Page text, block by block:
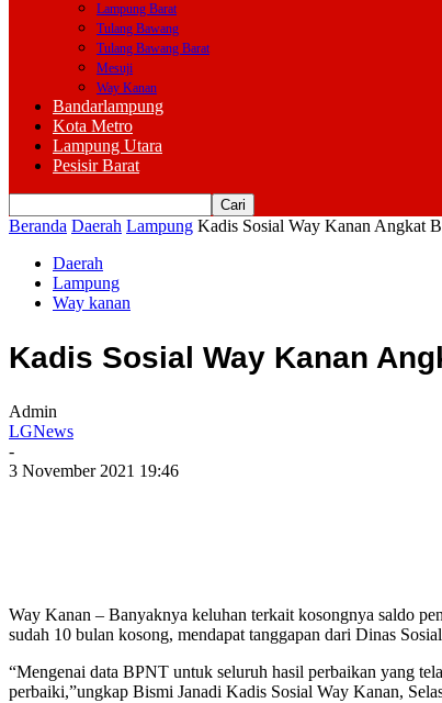
Lampung Barat
Tulang Bawang
Tulang Bawang Barat
Mesuji
Way Kanan
Bandarlampung
Kota Metro
Lampung Utara
Pesisir Barat
Beranda Daerah Lampung Kadis Sosial Way Kanan Angkat
Daerah
Lampung
Way kanan
Kadis Sosial Way Kanan
Admin
LGNews
-
3 November 2021 19:46
Way Kanan – Banyaknya keluhan terkait kosongnya saldo
sudah 10 bulan kosong, mendapat tanggapan dari Dinas
“Mengenai data BPNT untuk seluruh hasil perbaikan yang
perbaiki,”ungkap Bismi Janadi Kadis Sosial Way Kanan,